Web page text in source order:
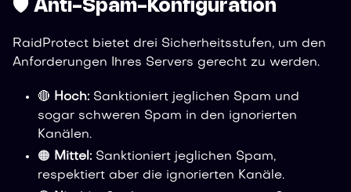
🛡️ Anti-Spam-Konfiguration
RaidProtect bietet drei Sicherheitsstufen, um den
Anforderungen Ihres Servers gerecht zu werden.
🔴 Hoch: Sanktioniert jeglichen Spam und
sogar schweren Spam in den ignorierten
Kanälen.
🟠 Mittel: Sanktioniert jeglichen Spam,
respektiert aber die ignorierten Kanäle.